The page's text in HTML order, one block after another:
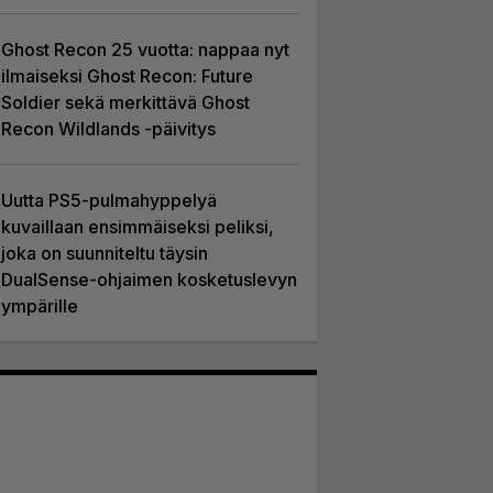
Ghost Recon 25 vuotta: nappaa nyt
ilmaiseksi Ghost Recon: Future
Soldier sekä merkittävä Ghost
Recon Wildlands -päivitys
Uutta PS5-pulmahyppelyä
kuvaillaan ensimmäiseksi peliksi,
joka on suunniteltu täysin
DualSense-ohjaimen kosketuslevyn
ympärille